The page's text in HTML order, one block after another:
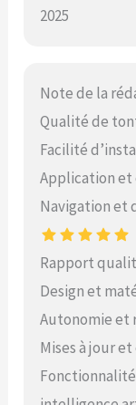
2025
Note de la
Qualité de
Facilité
Application et
Navigation et
Rapport
Design et
Autonomie et
Mises à jour